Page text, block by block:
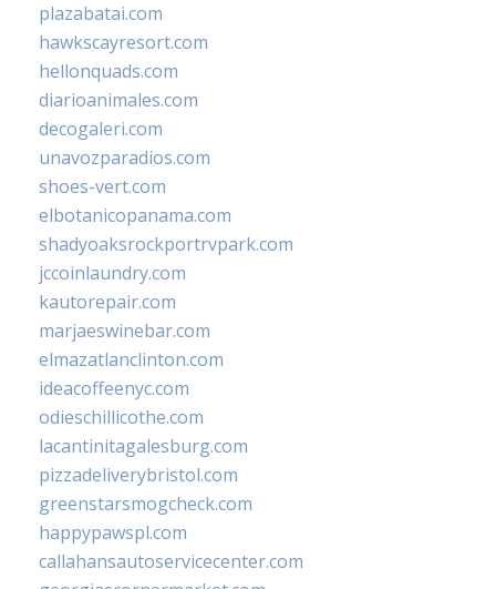
plazabatai.com
hawkscayresort.com
hellonquads.com
diarioanimales.com
decogaleri.com
unavozparadios.com
shoes-vert.com
elbotanicopanama.com
shadyoaksrockportrvpark.com
jccoinlaundry.com
kautorepair.com
marjaeswinebar.com
elmazatlanclinton.com
ideacoffeenyc.com
odieschillicothe.com
lacantinitagalesburg.com
pizzadeliverybristol.com
greenstarsmogcheck.com
happypawspl.com
callahansautoservicecenter.com